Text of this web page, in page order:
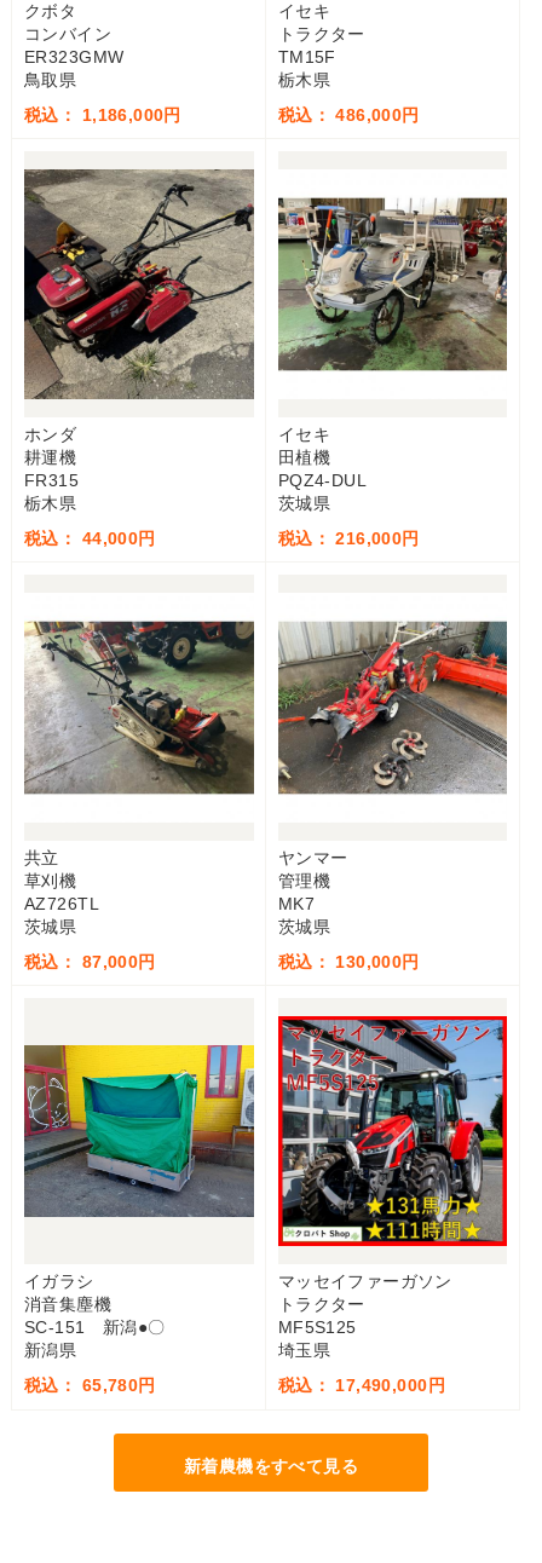
クボタ
コンバイン
ER323GMW
鳥取県
税込： 1,186,000円
イセキ
トラクター
TM15F
栃木県
税込： 486,000円
ホンダ
耕運機
FR315
栃木県
税込： 44,000円
イセキ
田植機
PQZ4-DUL
茨城県
税込： 216,000円
共立
草刈機
AZ726TL
茨城県
税込： 87,000円
ヤンマー
管理機
MK7
茨城県
税込： 130,000円
イガラシ
消音集塵機
SC-151 新潟●〇
新潟県
税込： 65,780円
マッセイファーガソン
トラクター
MF5S125
埼玉県
税込： 17,490,000円
新着農機をすべて見る